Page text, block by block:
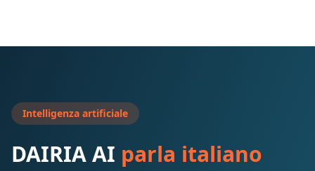
Intelligenza artificiale
DAIRIA AI parla italiano